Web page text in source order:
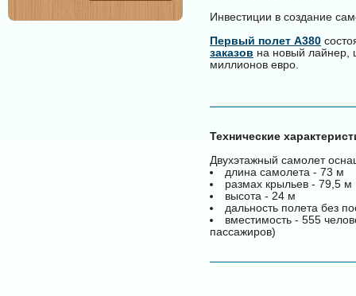
Инвестиции в создание
Первый полет А380
заказов на новый лайнер,
миллионов евро.
Технические
Двухэтажный самолет
длина самолета - 73 м
размах крыльев - 79,5 м
высота - 24 м
дальность полета без
вместимость - 555
пассажиров)